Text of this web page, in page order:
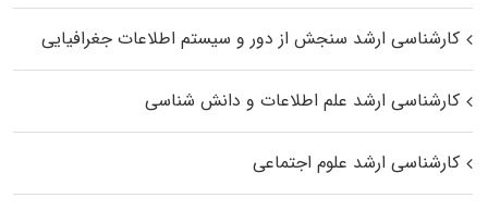
کارشناسی ارشد سنجش از دور و سیستم اطلاعات جغرافیایی
کارشناسی ارشد علم اطلاعات و دانش شناسی
کارشناسی ارشد علوم اجتماعی